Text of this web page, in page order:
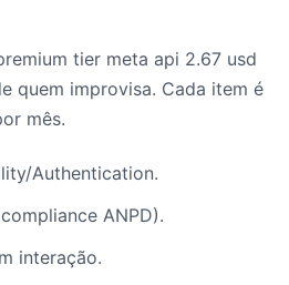
tier meta api 2.67 usd
quem improvisa. Cada item é
mês.
Authentication.
ANPD).
interação.